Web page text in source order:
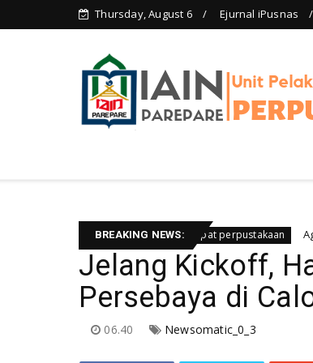
Thursday, August 6 Ejurnal iPusnas
BREAKING NEWS:
Berita rapat perpustakaan Agenda
Jelang Kickoff,
Persebaya di
06.40 Newsomatic_0_3